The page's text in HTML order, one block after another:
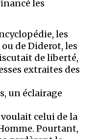
les
les
de Diderot, les
de liberté,
extraites des
un éclairage
voulait celui de la
Pourtant,